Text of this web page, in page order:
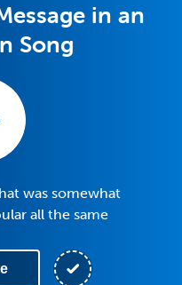
in an
Song
was somewhat
all the same